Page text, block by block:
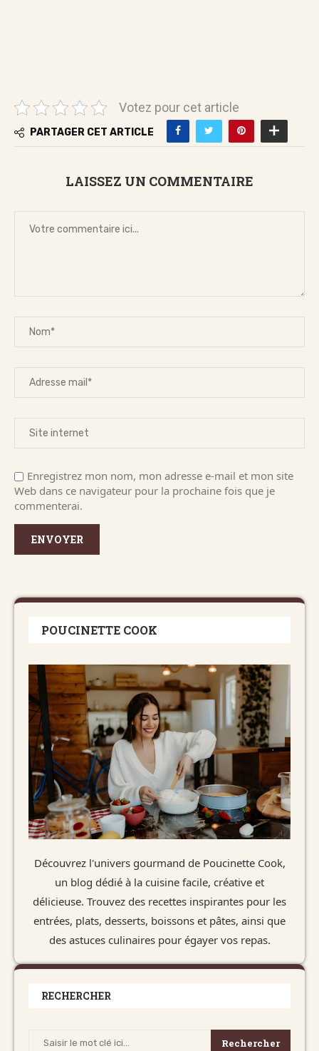
Votez pour cet article
PARTAGER CET ARTICLE
LAISSEZ UN COMMENTAIRE
Enregistrez mon nom, mon adresse e-mail et mon site
Web dans ce navigateur pour la prochaine fois que je
commenterai.
POUCINETTE COOK
Découvrez l'univers gourmand de Poucinette Cook,
un blog dédié à la cuisine facile, créative et
délicieuse. Trouvez des recettes inspirantes pour les
entrées, plats, desserts, boissons et pâtes, ainsi que
des astuces culinaires pour égayer vos repas.
RECHERCHER
Rechercher